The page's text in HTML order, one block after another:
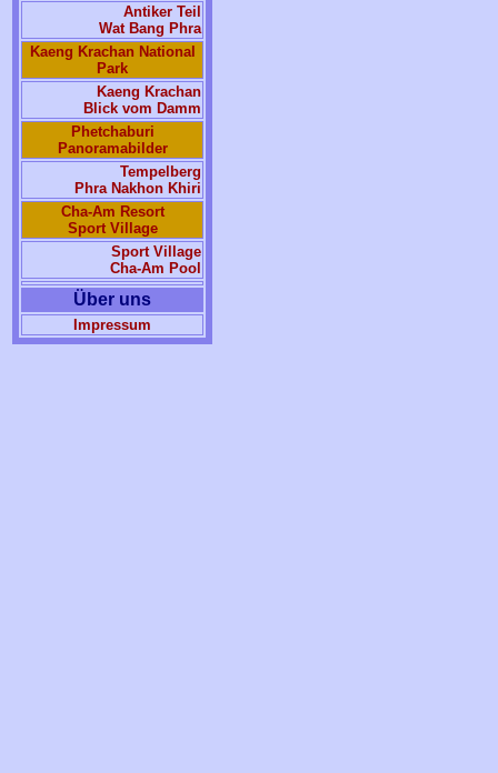
Antiker Teil
Wat Bang Phra
Kaeng Krachan National
Park
Kaeng Krachan
Blick vom Damm
Phetchaburi
Panoramabilder
Tempelberg
Phra Nakhon Khiri
Cha-Am Resort
Sport Village
Sport Village
Cha-Am Pool
Über uns
Impressum